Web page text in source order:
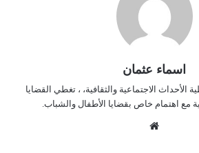
اسماء عثمان
الاجتماعية والثقافية، ، تغطي القضايا
مع اهتمام خاص بقضايا الأطفال والشباب.